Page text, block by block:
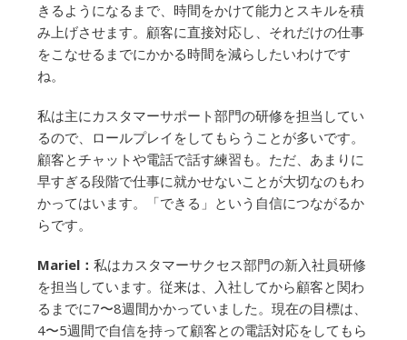
きるようになるまで、時間をかけて能力とスキルを積
み上げさせます。顧客に直接対応し、それだけの仕事
をこなせるまでにかかる時間を減らしたいわけです
ね。
私は主にカスタマーサポート部門の研修を担当してい
るので、ロールプレイをしてもらうことが多いです。
顧客とチャットや電話で話す練習も。ただ、あまりに
早すぎる段階で仕事に就かせないことが大切なのもわ
かってはいます。「できる」という自信につながるか
らです。
Mariel： 私はカスタマーサクセス部門の新入社員研修
を担当しています。従来は、入社してから顧客と関わ
るまでに7〜8週間かかっていました。現在の目標は、
4〜5週間で自信を持って顧客との電話対応をしてもら